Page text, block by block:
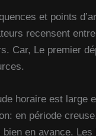
et points
recensent
Car, Le premier
horaire est large
en période
en avance.